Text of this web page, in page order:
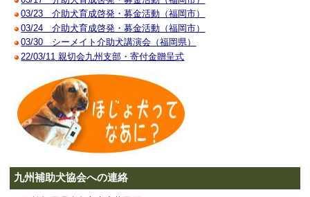
03/23 介助犬育成啓発・募金活動（福岡市）
03/24 介助犬育成啓発・募金活動（福岡市）
03/30 シーメイト介助犬講演会（福岡県）
22/03/11 親切会九州支部・寄付金贈呈式
九州補助犬協会への連絡